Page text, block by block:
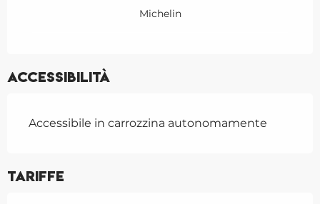
Michelin
Accessibilità
Accessibile in carrozzina autonomamente
Tariffe